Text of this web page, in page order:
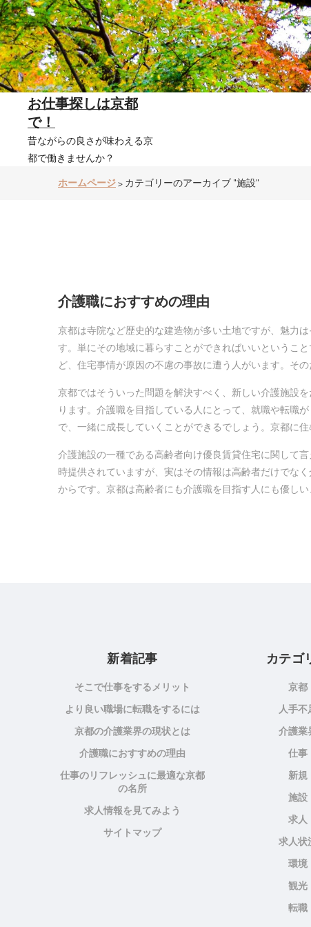
コ
ン
テ
ン
ツ
へ
ス
お仕事探しは京都
で！
昔ながらの良さが味わえる京
都で働きませんか？
ホームページ> カテゴリーのアーカイブ "施設"
介護職におすすめの理由
京都は寺院など歴史的な建造物が多い土地ですが、魅力
す。単にその地域に暮らすことができればいいというこ
ど、住宅事情が原因の不慮の事故に遭う人がいます。そ
京都ではそういった問題を解決すべく、新しい介護施設
ります。介護職を目指している人にとって、就職や転職
で、一緒に成長していくことができるでしょう。京都に
介護施設の一種である高齢者向け優良賃貸住宅に関して
時提供されていますが、実はその情報は高齢者だけでな
からです。京都は高齢者にも介護職を目指す人にも優し
新着記事
そこで仕事をするメリット
より良い職場に転職をするには
京都の介護業界の現状とは
介護職におすすめの理由
仕事のリフレッシュに最適な京都
の名所
求人情報を見てみよう
サイトマップ
カテゴ
京都
人手不
介護業
仕事
新規
施設
求人
求人状
環境
観光
転職